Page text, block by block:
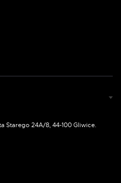
Starego 24A/8, 44-100 Gliwice.